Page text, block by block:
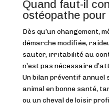
Quand faut-il
ostéopathe pour
Dès qu’un changement,
démarche modifiée,
sauter, irritabilité au
n’est pas nécessaire
Un bilan préventif
animal en bonne santé,
ou un cheval de loisir